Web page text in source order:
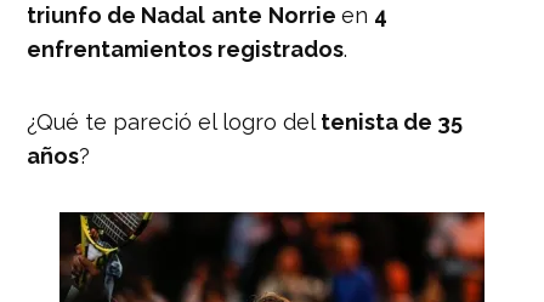
triunfo de Nadal ante Norrieen 4
enfrentamientos registrados.
¿Qué te pareció el logro del tenista de 35
años?